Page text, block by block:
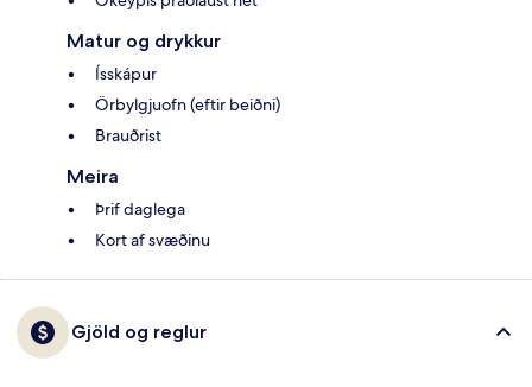
Matur og drykkur
Ísskápur
Örbylgjuofn (eftir beiðni)
Brauðrist
Meira
Þrif daglega
Kort af svæðinu
Gjöld og reglur